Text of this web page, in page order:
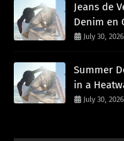
Jeans de
Denim en
July 30, 2026
Summer
in a
July 30, 2026